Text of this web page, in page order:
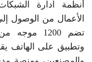
أنظمة ادارة
الأعمال من الوصول
وتطبيق على الهاتف